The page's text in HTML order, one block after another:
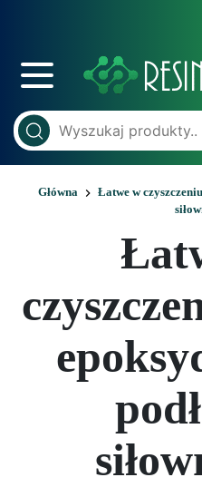
Główna
Łatwe w